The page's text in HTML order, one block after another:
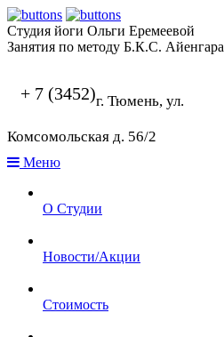
Студия йоги Ольги Еремеевой
Занятия по методу Б.К.С. Айенгара
+ 7 (3452)г. Тюмень, ул.
Комсомольская д. 56/2
Меню
О Студии
Новости/Акции
Стоимость